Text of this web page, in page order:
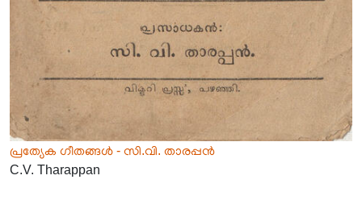
പ്രത്യേക ഗീതങ്ങൾ - സി.വി. താരപ്പൻ
C.V. Tharappan